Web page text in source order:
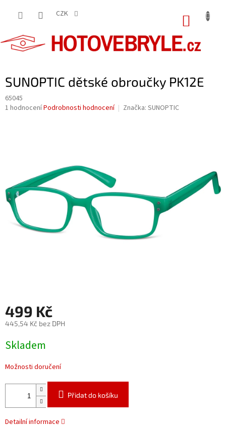
CZK
SUNOPTIC dětské obroučky PK12E
65045
Průměrné
hvězdiček.
1 hodnoceníPodrobnosti hodnocení Značka: SUNOPTIC
499 Kč
445,54 Kč bez DPH
cena:
Skladem
Možnosti doručení
Přidat do košíku
Detailní informace